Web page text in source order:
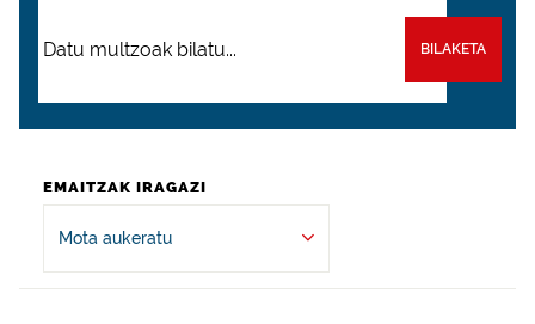
BILAKETA
EMAITZAK IRAGAZI
Mota aukeratu